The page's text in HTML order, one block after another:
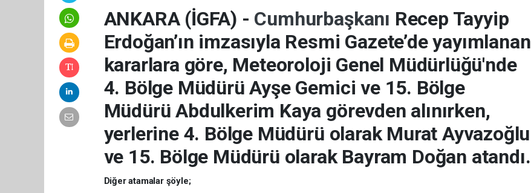
ANKARA (İGFA) - Cumhurbaşkanı Recep Tayyip
Erdoğan’ın imzasıyla Resmi Gazete’de yayımlanan
kararlara göre, Meteoroloji Genel Müdürlüğü'nde
4. Bölge Müdürü Ayşe Gemici ve 15. Bölge
Müdürü Abdulkerim Kaya görevden alınırken,
yerlerine 4. Bölge Müdürü olarak Murat Ayvazoğlu
ve 15. Bölge Müdürü olarak Bayram Doğan atandı.
Diğer atamalar şöyle;